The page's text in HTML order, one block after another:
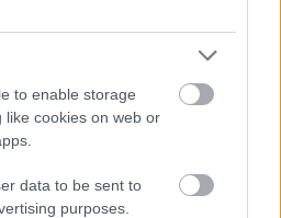
to enable storage
like cookies on web or
data to be sent to
purposes.
en helt ny aktør med
å få eliteløpere til å
har lyst til å venne seg til
at dette ikke er på
jo for meg som for alle